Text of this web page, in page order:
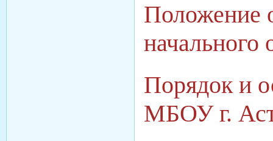
Положение
Порядок и
МБОУ г.